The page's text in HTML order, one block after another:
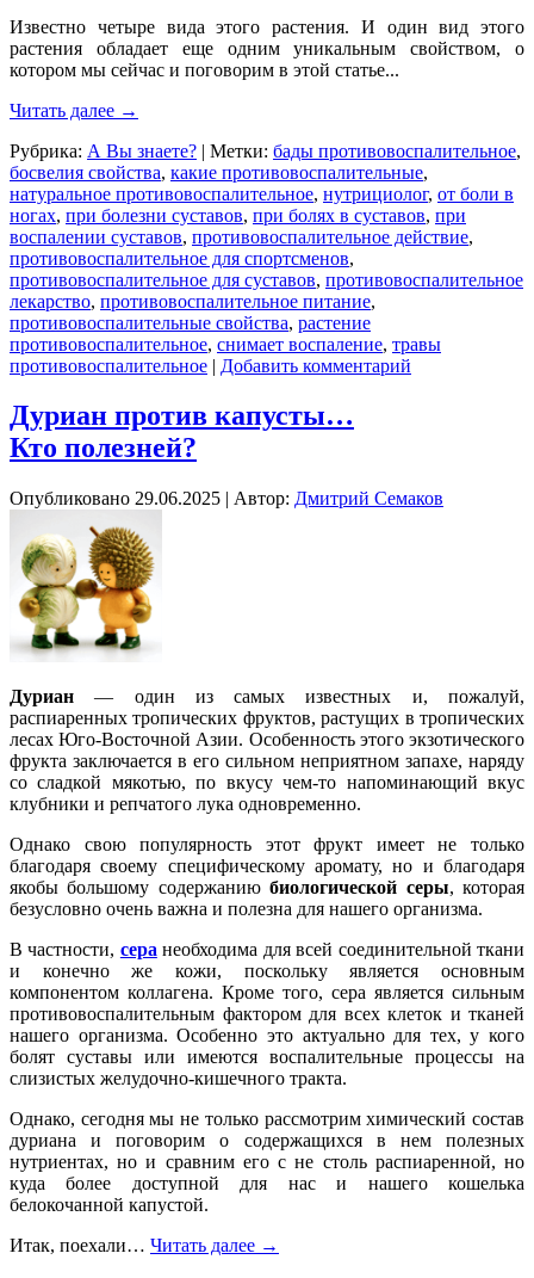
Известно четыре вида этого растения. И один вид этого
растения обладает еще одним уникальным свойством, о
котором мы сейчас и поговорим в этой статье...
Читать далее →
Рубрика: А Вы знаете? | Метки: бады противовоспалительное,
босвелия свойства, какие противовоспалительные,
натуральное противовоспалительное, нутрициолог, от боли в
ногах, при болезни суставов, при болях в суставов, при
воспалении суставов, противовоспалительное действие,
противовоспалительное для спортсменов,
противовоспалительное для суставов, противовоспалительное
лекарство, противовоспалительное питание,
противовоспалительные свойства, растение
противовоспалительное, снимает воспаление, травы
противовоспалительное | Добавить комментарий
Дуриан против капусты…
Кто полезней?
Опубликовано 29.06.2025 | Автор: Дмитрий Семаков
Дуриан — один из самых известных и, пожалуй,
распиаренных тропических фруктов, растущих в тропических
лесах Юго-Восточной Азии. Особенность этого экзотического
фрукта заключается в его сильном неприятном запахе, наряду
со сладкой мякотью, по вкусучем-то напоминающий вкус
клубники и репчатого лука одновременно.
Однако свою популярность этот фрукт имеет не только
благодаря своему специфическому аромату, но и благодаря
якобы большому содержаниюбиологической серы, которая
безусловно очень важна и полезна для нашего организма.
В частности, сера необходима для всей соединительной ткани
и конечно же кожи, поскольку является основным
компонентом коллагена. Кроме того, сера является сильным
противовоспалительным фактором для всех клеток и тканей
нашего организма. Особенно это актуально для тех, у кого
болят суставы или имеются воспалительные процессы на
слизистых желудочно-кишечного тракта.
Однако, сегодня мы не только рассмотрим химический состав
дуриана и поговорим о содержащихся в нем полезных
нутриентах, но и сравним его с не столь распиаренной, но
куда более доступной для нас и нашего кошелька
белокочанной капустой.
Итак, поехали… Читать далее →